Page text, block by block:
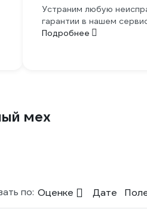
Устраним любую
гарантии в нашем
Подробнее
мех
по: Оценке Дате